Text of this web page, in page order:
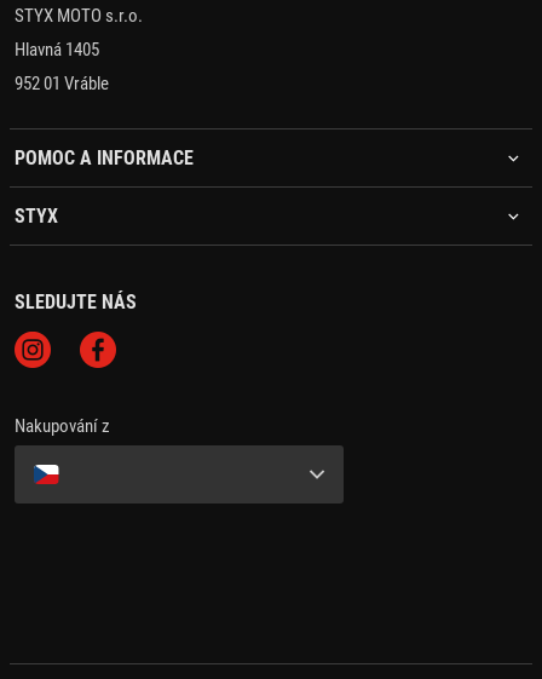
STYX MOTO s.r.o.
Hlavná 1405
952 01 Vráble
POMOC A INFORMACE
STYX
SLEDUJTE NÁS
Nakupování z